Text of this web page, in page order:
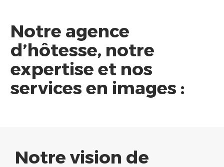
Notre agence
d’hôtesse, notre
expertise et nos
services en images :
Notre vision de